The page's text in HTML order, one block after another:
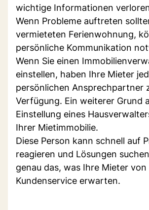
wichtige Informationen
Wenn Probleme auftreten
vermieteten Ferienwohnung,
persönliche Kommunikation
Wenn Sie einen
einstellen, haben Ihre Mieter
persönlichen Ansprechpartner
Verfügung. Ein weiterer Grund
Einstellung eines
Ihrer Mietimmobilie.
Diese Person kann schnell auf
reagieren und Lösungen
genau das, was Ihre Mieter
Kundenservice erwarten.